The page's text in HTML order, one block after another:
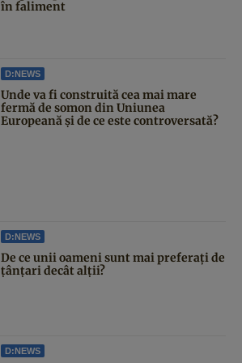
în faliment
D:NEWS
Unde va fi construită cea mai mare
fermă de somon din Uniunea
Europeană și de ce este controversată?
D:NEWS
De ce unii oameni sunt mai preferați de
țânțari decât alții?
D:NEWS